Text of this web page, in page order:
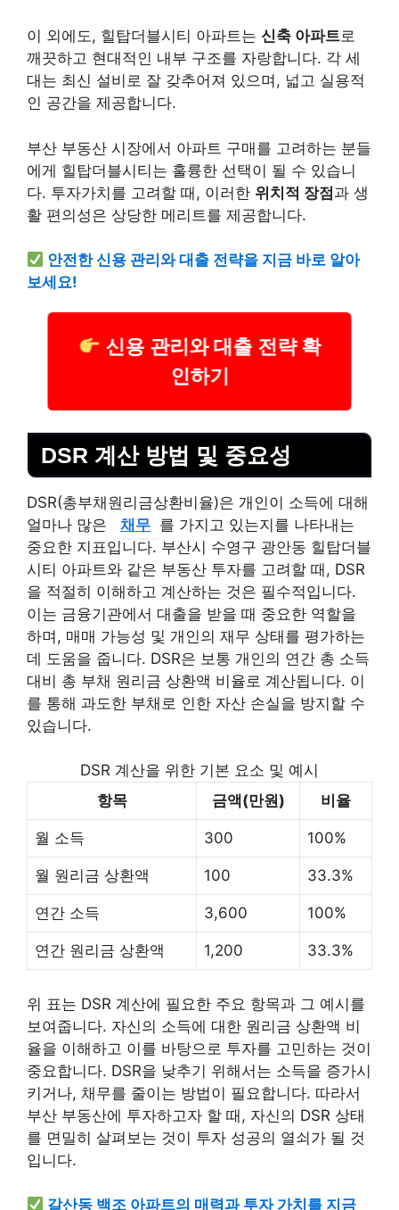
이 외에도, 힐탑더블시티 아파트는 신축 아파트로
깨끗하고 현대적인 내부 구조를 자랑합니다. 각 세
대는 최신 설비로 잘 갖추어져 있으며, 넓고 실용적
인 공간을 제공합니다.
부산 부동산 시장에서 아파트 구매를 고려하는 분들
에게 힐탑더블시티는 훌륭한 선택이 될 수 있습니
다. 투자가치를 고려할 때, 이러한 위치적 장점과 생
활 편의성은 상당한 메리트를 제공합니다.
안전한 신용 관리와 대출 전략을 지금 바로 알아
보세요!
신용 관리와 대출 전략 확
인하기
DSR 계산 방법 및 중요성
DSR(총부채원리금상환비율)은 개인이 소득에 대해
얼마나 많은
채무 를 가지고 있는지를 나타내는
중요한 지표입니다. 부산시 수영구 광안동 힐탑더블
시티 아파트와 같은 부동산 투자를 고려할 때, DSR
을 적절히 이해하고 계산하는 것은 필수적입니다.
이는 금융기관에서 대출을 받을 때 중요한 역할을
하며, 매매 가능성 및 개인의 재무 상태를 평가하는
데 도움을 줍니다. DSR은 보통 개인의 연간 총 소득
대비 총 부채 원리금 상환액 비율로 계산됩니다. 이
를 통해 과도한 부채로 인한 자산 손실을 방지할 수
있습니다.
DSR 계산을 위한 기본 요소 및 예시
항목
금액(만원) 비율
월 소득 300 100%
월 원리금 상환액 100 33.3%
연간 소득 3,600 100%
연간 원리금 상환액 1,200 33.3%
위 표는 DSR 계산에 필요한 주요 항목과 그 예시를
보여줍니다. 자신의 소득에 대한 원리금 상환액 비
율을 이해하고 이를 바탕으로 투자를 고민하는 것이
중요합니다. DSR을 낮추기 위해서는 소득을 증가시
키거나, 채무를 줄이는 방법이 필요합니다. 따라서
부산 부동산에 투자하고자 할 때, 자신의 DSR 상태
를 면밀히 살펴보는 것이 투자 성공의 열쇠가 될 것
입니다.
갈산동 백조 아파트의 매력과 투자 가치를 지금